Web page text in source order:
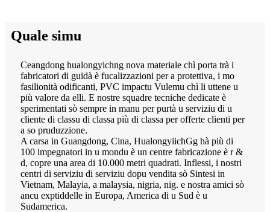
Quale simu
Ceangdong hualongyichng nova materiale chì porta trà i
fabricatori di guidà è fucalizzazioni per a protettiva, i mo
fasilionità odificanti, PVC impactu Vulemu chì li uttene u
più valore da elli. E nostre squadre tecniche dedicate è
sperimentati sò sempre in manu per purtà u serviziu di u
cliente di classu di classa più di classa per offerte clienti per
a so pruduzzione.
A carsa in Guangdong, Cina, HualongyiichGg hà più di
100 impegnatori in u mondu è un centre fabricazione è r &
d, copre una area di 10.000 metri quadrati. Inflessi, i nostri
centri di serviziu di serviziu dopu vendita sò Sintesi in
Vietnam, Malayia, a malaysia, nigria, nig. e nostra amici sò
ancu exptiddelle in Europa, America di u Sud è u
Sudamerica.